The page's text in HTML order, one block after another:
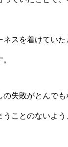
スを着けてい
失敗がとんでも
ことのないよ